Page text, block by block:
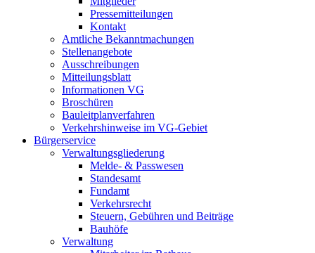
Pressemitteilungen
Kontakt
Amtliche Bekanntmachungen
Stellenangebote
Ausschreibungen
Mitteilungsblatt
Informationen VG
Broschüren
Bauleitplanverfahren
Verkehrshinweise im VG-Gebiet
Bürgerservice
Verwaltungsgliederung
Melde- & Passwesen
Standesamt
Fundamt
Verkehrsrecht
Steuern, Gebühren und Beiträge
Bauhöfe
Verwaltung